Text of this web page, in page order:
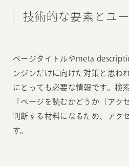
技術的な要素とユ
ページタイトルやmeta
ンジンだけに向けた対策と思わ
にとっても必要な情報です。検
「ページを読むかどうか（アク
判断する材料になるため、アク
す。